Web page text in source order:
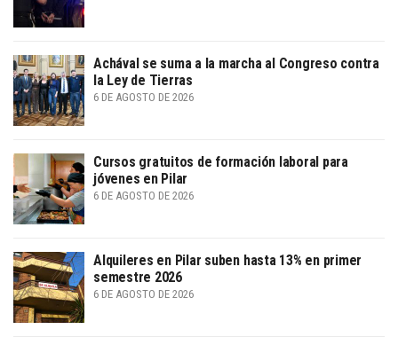
Achával se suma a la marcha al Congreso contra
la Ley de Tierras
6 DE AGOSTO DE 2026
Cursos gratuitos de formación laboral para
jóvenes en Pilar
6 DE AGOSTO DE 2026
Alquileres en Pilar suben hasta 13% en primer
semestre 2026
6 DE AGOSTO DE 2026